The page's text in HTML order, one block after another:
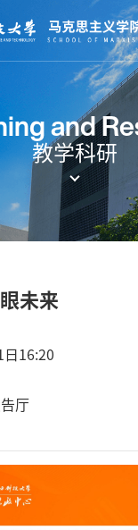
and
教学科研
未来
日16:20
厅